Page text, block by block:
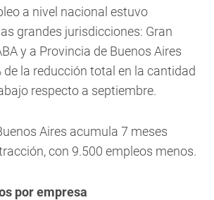
a nivel nacional estuvo
grandes jurisdicciones: Gran
y a Provincia de Buenos Aires
de la reducción total en la cantidad
respecto a septiembre.
Aires acumula 7 meses
con 9.500 empleos menos.
por empresa